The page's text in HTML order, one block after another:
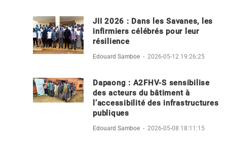
JII 2026 : Dans les Savanes, les
infirmiers célébrés pour leur
résilience
Edouard Samboe - 2026-05-12 19:26:25
Dapaong : A2FHV-S sensibilise
des acteurs du bâtiment à
l’accessibilité des infrastructures
publiques
Edouard Samboe - 2026-05-08 18:11:15